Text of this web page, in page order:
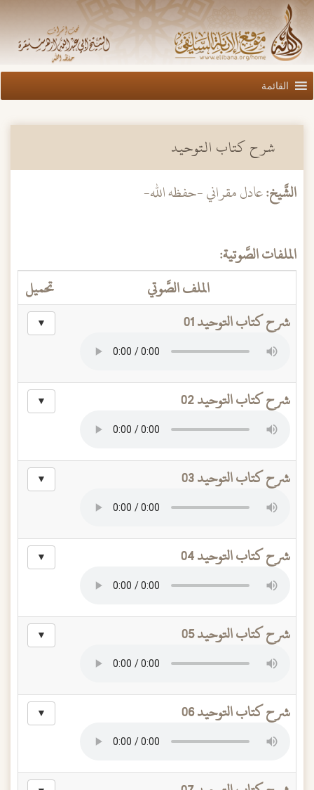
القائمة
شرح كتاب التوحيد
الشَّيخ:عادل مقراني -حفظه الله-
الملفات الصَّوتية:
الملف الصَّوتي
تحميل
شرح كتاب التوحيد 01
▼
شرح كتاب التوحيد 02 ▼
شرح كتاب التوحيد 03 ▼
شرح كتاب التوحيد 04 ▼
شرح كتاب التوحيد 05 ▼
شرح كتاب التوحيد 06 ▼